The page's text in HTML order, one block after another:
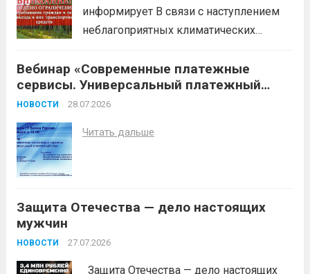
информирует В связи с наступлением
неблагоприятных климатических
воздуха, отсутствие осадков,
порывистый ветер), в целях
недопущения ухудшения лесопожарной
возникновений чрезвычайных
Вебинар «Современные платежные
сервисы. Универсальный платежный
код»
НОВОСТИ 28.07.2026
Читать дальше
Защита Отечества — дело настоящих
мужчин
НОВОСТИ 27.07.2026
Защита Отечества — дело настоящих